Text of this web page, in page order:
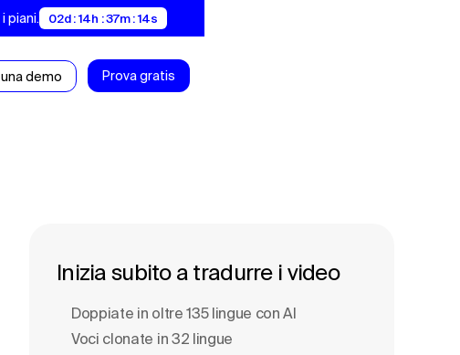
piani. 02d : 14h : 37m : 13s
demo Prova gratis
Inizia subito a tradurre i video
Doppiate in oltre 135 lingue con Al
Voci clonate in 32 lingue